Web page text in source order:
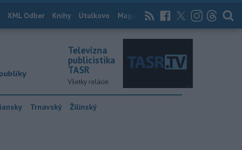
XML Odber Knihy Útulkovo Magazín News Now Archív
Televízna
publicistika
TASR
Všetky relácie
Trnavský Žilinský